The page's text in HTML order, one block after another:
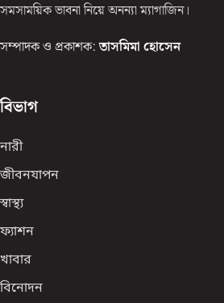
সমসাময়িক ভাবনা নিয়ে অনন্যা ম্যাগাজিন।
সম্পাদক ও প্রকাশক: তাসমিমা হোসেন
বিভাগ
নারী
জীবনযাপন
স্বাস্থ্য
ফ্যাশন
খাবার
বিনোদন